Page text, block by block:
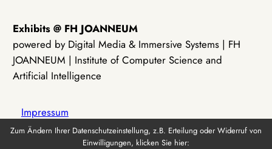
Exhibits @ FH JOANNEUM
powered by Digital Media & Immersive Systems | FH
JOANNEUM | Institute of Computer Science and
Artificial Intelligence
Impressum
Zum Ändern Ihrer Datenschutzeinstellung, z.B. Erteilung oder Widerruf von
Einwilligungen, klicken Sie hier: